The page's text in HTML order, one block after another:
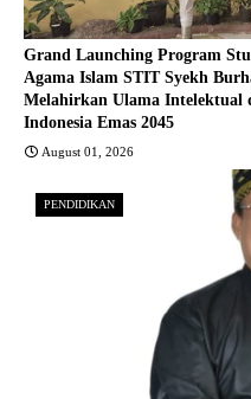
Grand Launching Program
Agama Islam STIT Syekh
Melahirkan Ulama Intelektual
Indonesia Emas 2045
August 01, 2026
PENDIDIKAN